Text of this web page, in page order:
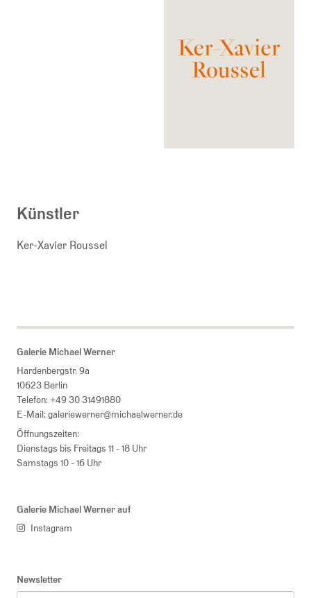
Künstler
Ker-Xavier Roussel
Galerie Michael Werner
Hardenbergstr. 9a
10623 Berlin
Telefon: +49 30 31491880
E-Mail: galeriewerner@michaelwerner.de
Öffnungszeiten:
Dienstags bis Freitags 11 - 18 Uhr
Samstags 10 - 16 Uhr
Galerie Michael Werner auf
Instagram
Newsletter